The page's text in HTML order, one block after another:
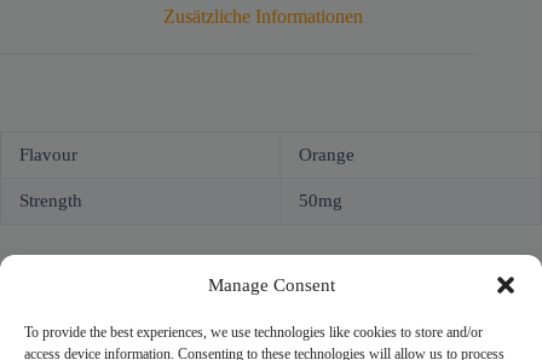
Manage Consent
To provide the best experiences, we use technologies like cookies to store and/or
access device information. Consenting to these technologies will allow us to process
Zusätzliche Informationen
Flavour Orange
Strength 50mg